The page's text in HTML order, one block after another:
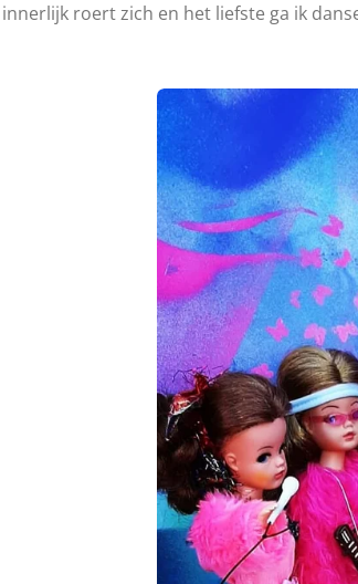
innerlijk roert zich en het liefste ga ik